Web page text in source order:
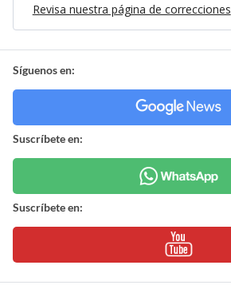
Revisa nuestra página de correcciones
Síguenos en:
Suscríbete en:
Suscríbete en: